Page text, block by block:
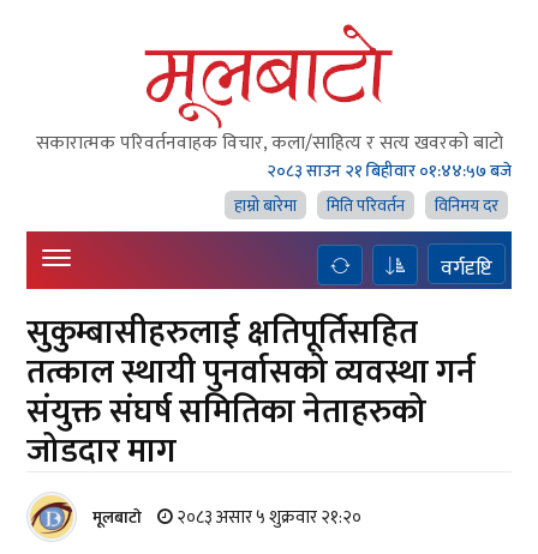
सकारात्मक परिवर्तनवाहक विचार, कला/साहित्य र सत्य खवरको बाटाे
२०८३ साउन २१ बिहीवार०१:४४:५८ बजे
हाम्राे बारेमा
मिति परिवर्तन विनिमय दर
वर्गदृष्टि
सुकुम्बासीहरुलाई क्षतिपूर्तिसहित
तत्काल स्थायी पुनर्वासको व्यवस्था गर्न
संयुक्त संघर्ष समितिका नेताहरुको
जोडदार माग
मूलबाटाे २०८३ असार ५ शुक्रवार २१:२०